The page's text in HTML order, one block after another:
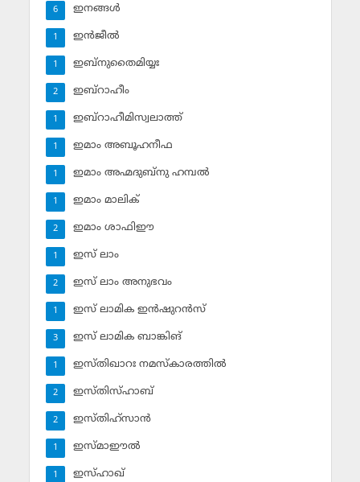
ഇനങ്ങള്‍
6
ഇന്‍ജീല്‍
1
ഇബ്‌നുതൈമിയ്യഃ
1
ഇബ്‌റാഹീം
2
ഇബ്‌റാഹീമിസ്വലാത്ത്
1
ഇമാം അബൂഹനീഫ
1
ഇമാം അഹ്മദുബ്‌നു ഹമ്പല്‍
1
ഇമാം മാലിക്
1
ഇമാം ശാഫിഈ
2
ഇസ് ലാം
1
ഇസ് ലാം അനുഭവം
2
ഇസ് ലാമിക ഇന്‍ഷുറന്‍സ്‌
1
ഇസ് ലാമിക ബാങ്കിങ്‌
3
ഇസ്തിഖാറഃ നമസ്‌കാരത്തില്‍
1
ഇസ്തിസ്ഹാബ്
2
ഇസ്തിഹ്‌സാന്‍
2
ഇസ്മാഈല്‍
1
ഇസ്ഹാഖ്‌
1